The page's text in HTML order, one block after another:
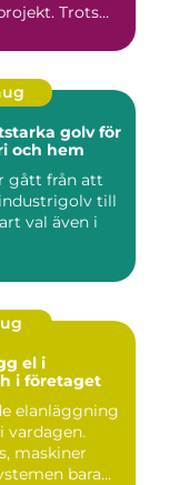
Trots
och hem
gått från att
till
val även i
i företaget
elanläggning
vardagen.
maskiner
bara...